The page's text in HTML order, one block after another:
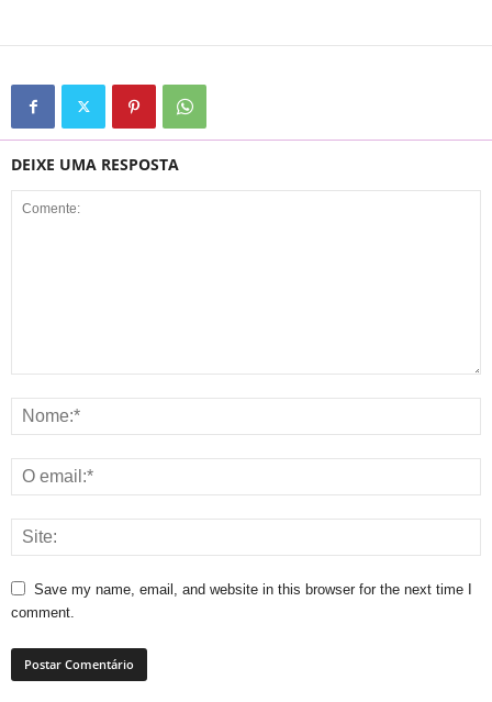
DEIXE UMA RESPOSTA
Save my name, email, and website in this browser for the next time I
comment.